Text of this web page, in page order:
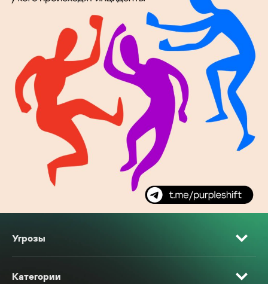
Угрозы
Категории